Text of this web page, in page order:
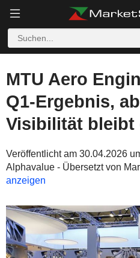
MTU Aero
Q1-Ergebnis,
Visibilität bleibt
Veröffentlicht am 30.04.2026
Alphavalue - Übersetzt von
anzeigen